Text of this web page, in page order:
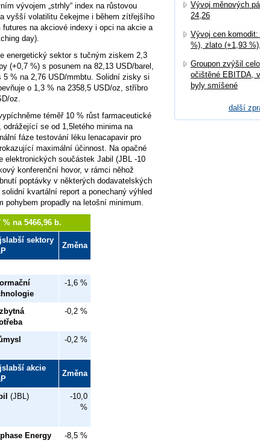
vývojem „strhly“ index na růstovou
vyšší volatilitu čekejme i během zítřejšího
na akciové indexy i opci na akcie a
day).
energetický sektor s tučným ziskem 2,3
(+0,7 %) s posunem na 82,13 USD/barel,
5 % na 2,76 USD/mmbtu. Solidní zisky si
o 1,3 % na 2358,5 USD/oz, stříbro
oz.
téměř 10 % růst farmaceutické
se od 1,5letého minima na
fáze testování léku lenacapavir pro
maximální účinnost. Na opačné
elektronických součástek Jabil (JBL -10
konferenční hovor, v rámci něhož
poptávky v některých dodavatelských
kvartální report a ponechaný výhled
propadly na letošní minimum.
% na 5466,96 b.
sektory
Změna
-1,6 %
-0,2 %
-0,2 %
akcie
Změna
(JBL)
-10,0
%
Energy
-8,5 %
Vývoj měnových
24,26
Vývoj cen
%), zlato (+1,93
Groupon zvýšil
očištěné EBITDA,
byly smíšené
další